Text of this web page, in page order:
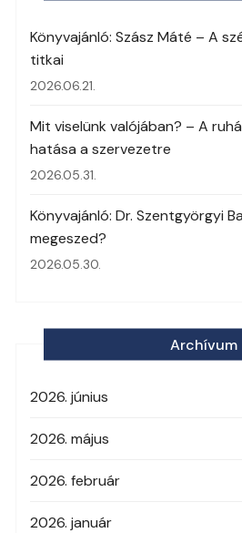
Könyvajánló: Szász Máté – A
titkai
2026.06.21.
Mit viselünk valójában? – A
hatása a szervezetre
2026.05.31.
Könyvajánló: Dr. Szentgyörgyi
megeszed?
2026.05.30.
Archívum
2026. június
2026. május
2026. február
2026. január